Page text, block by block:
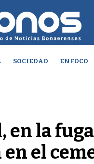
SOCIEDAD EN FOCO
en la fuga
el